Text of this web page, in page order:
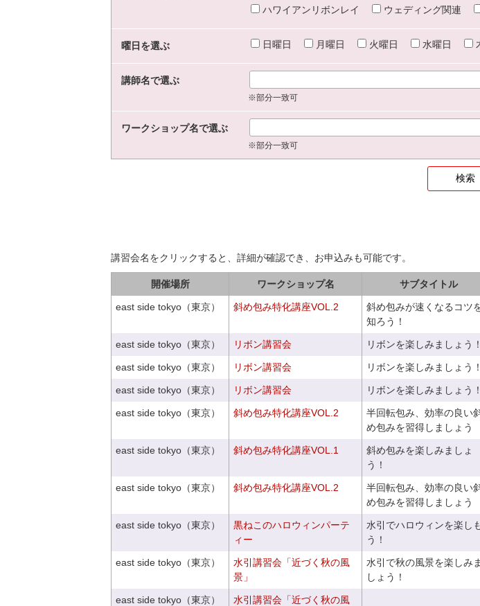
ハワイアンリボンレイ
ウェディング関連
曜日を選ぶ 日曜日 月曜日 火曜日 水曜日
講師名で選ぶ
※部分一致可
ワークショップ名で選ぶ
※部分一致可
講習会名をクリックすると、詳細が確認でき、お申込みも可能です。
開催場所 ワークショップ名 サブタイトル
east side tokyo（東京） 斜め包み特化講座VOL.2
斜め包みが速くなるコツ
知ろう！
east side tokyo（東京） リボン講習会 リボンを楽しみましょう！
east side tokyo（東京） リボン講習会 リボンを楽しみましょう！
east side tokyo（東京） リボン講習会 リボンを楽しみましょう！
east side tokyo（東京） 斜め包み特化講座VOL.2
半回転包み、効率の良い
め包みを習得しましょう
east side tokyo（東京） 斜め包み特化講座VOL.1
斜め包みを楽しみましょ
う！
east side tokyo（東京） 斜め包み特化講座VOL.2
半回転包み、効率の良い
め包みを習得しましょう
east side tokyo（東京）
黒ねこのハロウィンパーテ
ィー
水引でハロウィンを楽し
う！
east side tokyo（東京）
水引講習会「近づく秋の風
景」
水引で秋の風景を楽しみま
しょう！
east side tokyo（東京）
水引講習会「近づく秋の風